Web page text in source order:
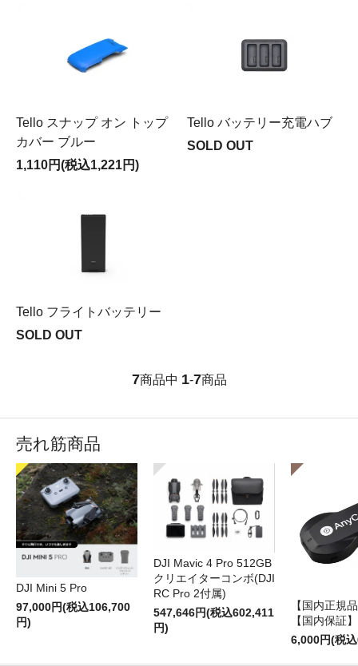
Tello スナップ オン トップ
カバー ブルー
1,110円(税込1,221円)
Tello バッテリー充電ハブ
SOLD OUT
Tello フライトバッテリー
SOLD OUT
7商品中 1-7商品
売れ筋商品
DJI Mini 5 Pro
97,000円(税込106,700
円)
DJI Mavic 4 Pro 512GB
クリエイターコンボ(DJI
RC Pro 2付属)
547,646円(税込602,411
円)
【国内正規
【国内保証】
6,000円(税